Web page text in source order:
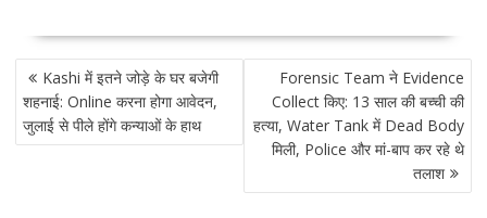
e
b
o
o
to
d
o
n
ai
l
ar
POST
NAVIGATION
Kashi में इतने जोड़े के घर बजेगी
शहनाई: Online करना होगा आवेदन,
जुलाई से पीले होंगे कन्याओं के हाथ
Forensic Team ने Evidence
Collect किए: 13 साल की बच्ची की
हत्या, Water Tank में Dead Body
मिली, Police और मां-बाप कर रहे थे
तलाश